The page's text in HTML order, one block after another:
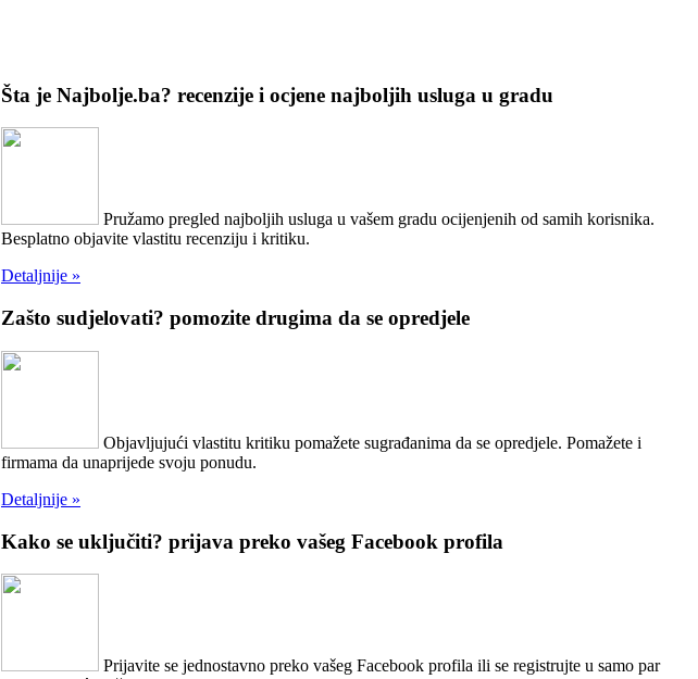
Šta je Najbolje.ba? recenzije i ocjene najboljih usluga u gradu
Pružamo pregled najboljih usluga u vašem gradu ocijenjenih od samih korisnika.
Besplatno objavite vlastitu recenziju i kritiku.
Detaljnije »
Zašto sudjelovati? pomozite drugima da se opredjele
Objavljujući vlastitu kritiku pomažete sugrađanima da se opredjele. Pomažete i
firmama da unaprijede svoju ponudu.
Detaljnije »
Kako se uključiti? prijava preko vašeg Facebook profila
Prijavite se jednostavno preko vašeg Facebook profila ili se registrujte u samo par